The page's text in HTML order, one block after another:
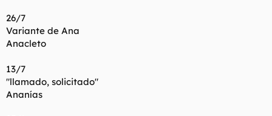
26/7
Variante de Ana
Anacleto
13/7
"llamado, solicitado"
Ananías